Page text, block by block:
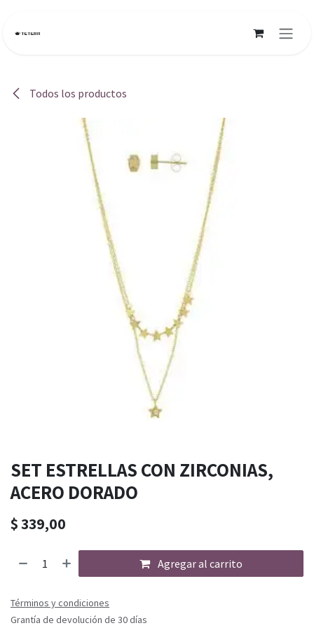
Todos los productos
SET ESTRELLAS CON ZIRCONIAS,
ACERO DORADO
$339,00
Agregar al carrito
Términos y condiciones
Grantía de devolución de 30 días